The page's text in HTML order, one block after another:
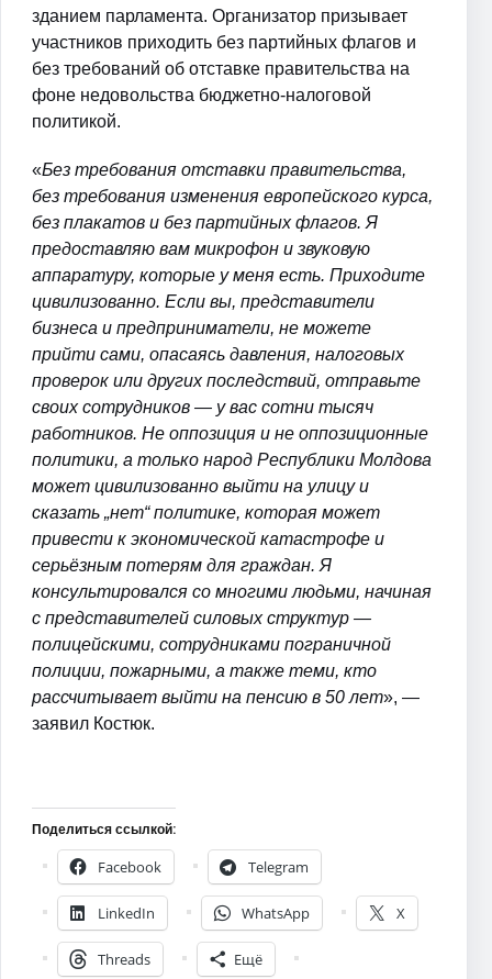
зданием парламента. Организатор призывает
участников приходить без партийных флагов и
без требований об отставке правительства на
фоне недовольства бюджетно-налоговой
политикой.
«Без требования отставки правительства,
без требования изменения европейского курса,
без плакатов и без партийных флагов. Я
предоставляю вам микрофон и звуковую
аппаратуру, которые у меня есть. Приходите
цивилизованно. Если вы, представители
бизнеса и предприниматели, не можете
прийти сами, опасаясь давления, налоговых
проверок или других последствий, отправьте
своих сотрудников — у вас сотни тысяч
работников. Не оппозиция и не оппозиционные
политики, а только народ Республики Молдова
может цивилизованно выйти на улицу и
сказать „нет“ политике, которая может
привести к экономической катастрофе и
серьёзным потерям для граждан. Я
консультировался со многими людьми, начиная
с представителей силовых структур —
полицейскими, сотрудниками пограничной
полиции, пожарными, а также теми, кто
рассчитывает выйти на пенсию в 50 лет», —
заявил Костюк.
Поделиться ссылкой:
Facebook
Telegram
LinkedIn WhatsApp X
Threads Ещё